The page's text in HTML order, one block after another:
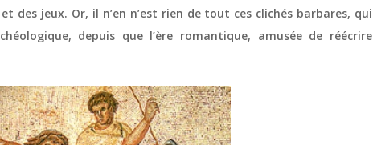
des jeux. Or, il n’en n’est rien de tout ces clichés barbares, qui
depuis que l’ère romantique, amusée de réécrire